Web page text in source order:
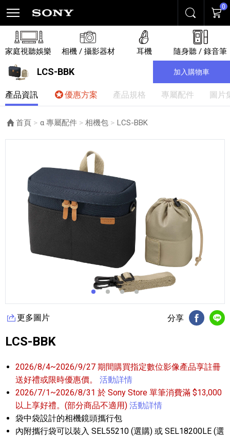
搜尋 購物
0
家庭視聽娛樂 相機 / 攝影器材 耳機 隨身聽 / 錄音筆
LCS-BBK 加入購物車
產品資訊 優惠方案 產品規格 專屬配件 圖片
首頁 α 專屬配件 相機包 目前頁面：
LCS-BBK
更多圖片 分享
FB分享
LCS-BBK
2026/8/4~2026/9/27 期間購買指定數位影像產品享註冊
送好禮或限時優惠價。
活動詳情
2026/7/1~2026/8/31 於 Sony Store 單筆消費滿 $13,000
以上享好禮。(部分商品不適用) 活動詳情
袋中袋設計的相機鏡頭攜行包
內附攜行袋可以裝入 SEL55210 (選購) 或 SEL18200LE (選